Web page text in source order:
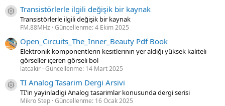
Kaynak ikon/amblem
Transistörlerle ilgili değişik bir kaynak
Transistörlerle ilgili değişik bir kaynak
FM.88MHz Güncellenme:4 Ekim 2025
Open_Circuits_The_Inner_Beauty Pdf Book
Elektronik komponentlerin kesitlerinin yer aldığı yüksek kaliteli
görseller içeren görseli bol
latcakir Güncellenme: 14 Mart 2025
Kaynak ikon/amblem
TI Analog Tasarim Dergi Arsivi
TI'in yayinladigi Analog tasarimlar konusunda dergi serisi
Mikro Step Güncellenme: 16 Ocak 2025